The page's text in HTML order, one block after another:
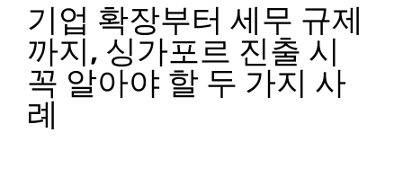
기업 확장부터 세무 규제
까지, 싱가포르 진출 시
꼭 알아야 할 두 가지 사
례